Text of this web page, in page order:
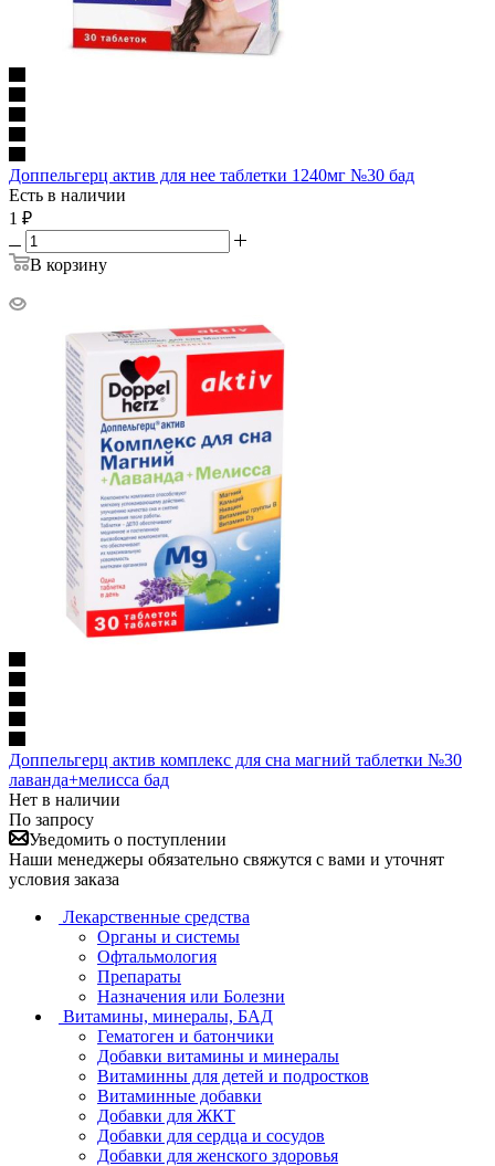
Доппельгерц актив для нее таблетки 1240мг №30 бад
Есть в наличии
1 ₽
В корзину
Доппельгерц актив комплекс для сна магний таблетки №30
лаванда+мелисса бад
Нет в наличии
По запросу
Уведомить о поступлении
Наши менеджеры обязательно свяжутся с вами и уточнят
условия заказа
Лекарственные средства
Органы и системы
Офтальмология
Препараты
Назначения или Болезни
Витамины, минералы, БАД
Гематоген и батончики
Добавки витамины и минералы
Витаминны для детей и подростков
Витаминные добавки
Добавки для ЖКТ
Добавки для сердца и сосудов
Добавки для женского здоровья